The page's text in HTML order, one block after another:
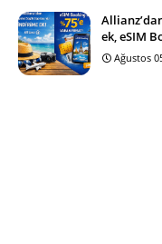
ek, eSIM
Ağustos